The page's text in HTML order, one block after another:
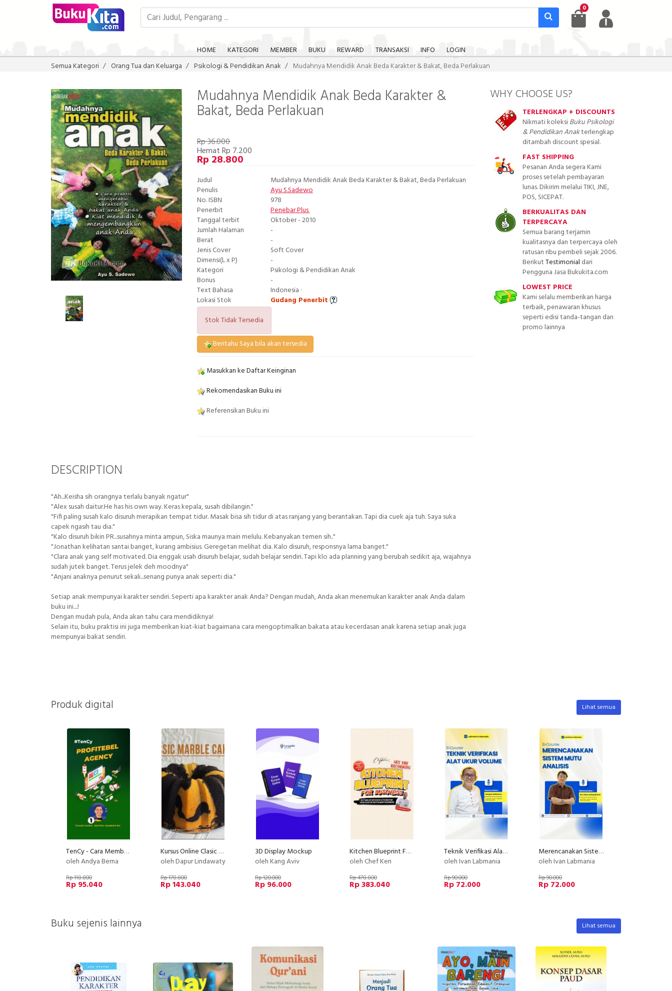
0
HOME KATEGORI MEMBER BUKU REWARD TRANSAKSI INFO
LOGIN
Semua Kategori
Orang Tua dan Keluarga Psikologi & Pendidikan Anak Mudahnya Mendidik Anak Beda Karakter & Bakat, Beda Perlakuan
Mudahnya Mendidik Anak Beda Karakter &
Bakat, Beda Perlakuan
Rp 36.000
Hemat Rp 7.200
Rp 28.800
Judul
Mudahnya Mendidik Anak Beda Karakter & Bakat, Beda Perlakuan
Penulis
Ayu S.Sadewo
No. ISBN
978
Penerbit
Penebar Plus
Tanggal terbit
Oktober - 2010
Jumlah Halaman
-
Berat
-
Jenis Cover
Soft Cover
Dimensi(L x P)
-
Kategori
Psikologi & Pendidikan Anak
Bonus
-
Text Bahasa
Indonesia ·
Lokasi Stok
Gudang Penerbit
Stok Tidak Tersedia
Beritahu Saya bila akan tersedia
Masukkan ke Daftar Keinginan
Rekomendasikan Buku ini
Referensikan Buku ini
DESCRIPTION
"Ah...Keisha sih orangnya terlalu banyak ngatur"
"Alex susah daitur.He has his own way. Keras kepala, susah dibilangin."
"Fifi paling susah kalo disuruh merapikan tempat tidur. Masak bisa sih tidur di atas ranjang yang berantakan. Tapi dia cuek aja tuh. Saya suka
capek ngasih tau dia."
"Kalo disuruh bikin PR...susahnya minta ampun, Siska maunya main melulu. Kebanyakan temen sih.."
"Jonathan kelihatan santai banget, kurang ambisius. Geregetan melihat dia. Kalo disuruh, responsnya lama banget."
"Clara anak yang self motivated. Dia enggak usah disuruh belajar, sudah belajar sendiri. Tapi klo ada planning yang berubah sedikit aja, wajahnya
sudah jutek banget. Terus jelek deh moodnya"
"Anjani anaknya penurut sekali...senang punya anak seperti dia."
Setiap anak mempunyai karakter sendiri. Seperti apa karakter anak Anda? Dengan mudah, Anda akan menemukan karakter anak Anda dalam
buku ini....!
Dengan mudah pula, Anda akan tahu cara mendidiknya!
Selain itu, buku praktisi ini juga memberikan kiat-kiat bagaimana cara mengoptimalkan bakata atau kecerdasan anak karena setiap anak juga
mempunyai bakat sendiri.
WHY CHOOSE US?
TERLENGKAP + DISCOUNTS
Nikmati koleksiBuku Psikologi
& Pendidikan Anakterlengkap
ditambah discount spesial.
FAST SHIPPING
Pesanan Anda segera Kami
proses setelah pembayaran
lunas. Dikirim melalui TIKI, JNE,
POS, SICEPAT.
BERKUALITAS DAN
TERPERCAYA
Semua barang terjamin
kualitasnya dan terpercaya oleh
ratusan ribu pembeli sejak 2006.
BerikutTestimonial dari
Pengguna Jasa Bukukita.com
LOWEST PRICE
Kami selalu memberikan harga
terbaik, penawaran khusus
seperti edisi tanda-tangan dan
promo lainnya
Produk digital Lihat semua
TenCy - Cara Membuat Agency Menjadi Profit
oleh Andya Berna
Rp 118.800
Rp 95.040
Kursus Online Clasic Marble Cake Dapur Lindawaty PU
oleh Dapur Lindawaty
Rp 178.800
Rp 143.040
3D Display Mockup
oleh Kang Aviv
Rp 120.000
Rp 96.000
Kitchen Blueprint For Business : Setting Up Efficient Kitchen For Your Cafe or Restaurant Business
oleh Chef Ken
Rp 478.800
Rp 383.040
Teknik Verifikasi Alat Ukur Volume
oleh Ivan Labmania
Rp 90.000
Rp 72.000
Merencanakan Sistem Mutu Analisis
oleh Ivan Labmania
Rp 90.000
Rp 72.000
Buku sejenis lainnya Lihat semua